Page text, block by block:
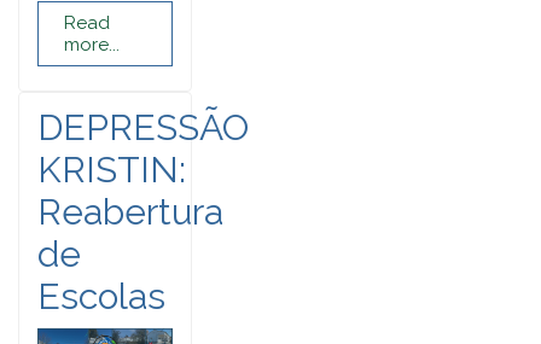
Read
more...
DEPRESSÃO
KRISTIN:
Reabertura
de
Escolas